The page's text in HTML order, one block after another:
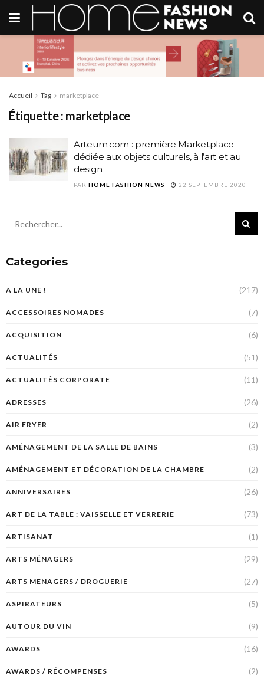
Accueil Tag marketplace
Étiquette : marketplace
Arteum.com : première Marketplace
dédiée aux objets culturels, à l’art et au
design.
PAR HOME FASHION NEWS 22 SEPTEMBRE 2020
Categories
A LA UNE ! (217)
ACCESSOIRES NOMADES (7)
ACQUISITION (6)
ACTUALITÉS (51)
ACTUALITÉS CORPORATE (11)
ADRESSES (26)
AIR FRYER (2)
AMÉNAGEMENT DE LA SALLE DE BAINS (3)
AMÉNAGEMENT ET DÉCORATION DE LA CHAMBRE (2)
ANNIVERSAIRES (26)
ART DE LA TABLE : VAISSELLE ET VERRERIE (73)
ARTISANAT (1)
ARTS MÉNAGERS (29)
ARTS MENAGERS / DROGUERIE (27)
ASPIRATEURS (5)
AUTOUR DU VIN (9)
AWARDS (16)
AWARDS / RÉCOMPENSES (2)